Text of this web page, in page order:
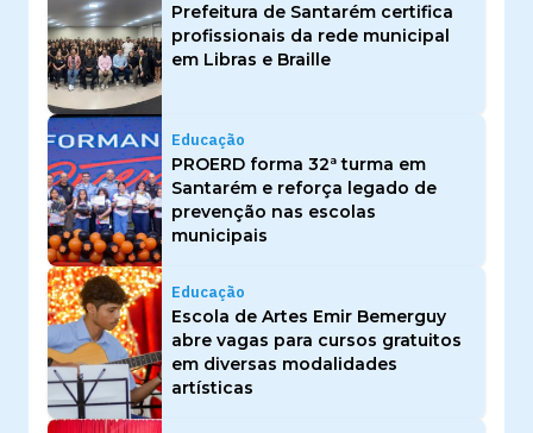
Prefeitura de Santarém certifica
profissionais da rede municipal
em Libras e Braille
Educação
PROERD forma 32ª turma em
Santarém e reforça legado de
prevenção nas escolas
municipais
Educação
Escola de Artes Emir Bemerguy
abre vagas para cursos gratuitos
em diversas modalidades
artísticas